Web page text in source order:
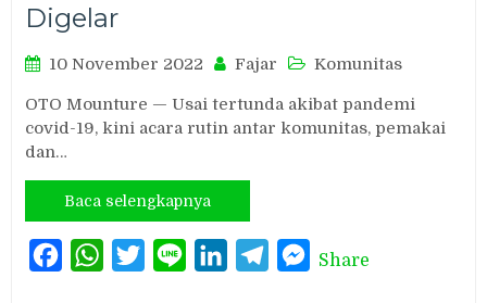
Digelar
10 November 2022 Fajar Komunitas
OTO Mounture — Usai tertunda akibat pandemi
covid-19, kini acara rutin antar komunitas, pemakai
dan…
Baca selengkapnya
FacebookWhatsAppTwitterLine LinkedInTelegramMessenger
Share